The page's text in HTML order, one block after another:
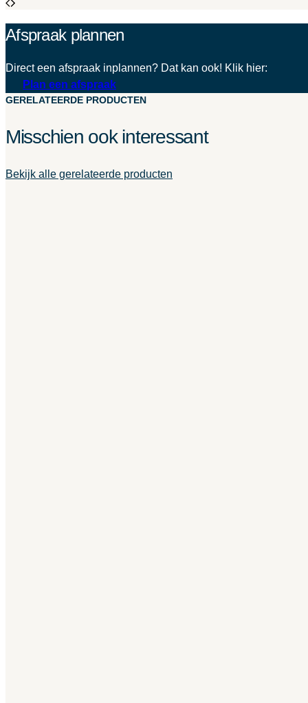
Afspraak plannen
Direct een afspraak inplannen? Dat kan ook! Klik hier:
Plan een afspraak
GERELATEERDE PRODUCTEN
Misschien ook interessant
Bekijk alle gerelateerde producten